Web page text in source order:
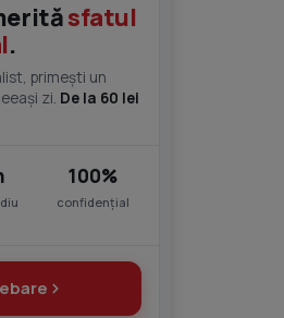
sfatul
.
primești un
zi. De la 60 lei
100%
confidențial